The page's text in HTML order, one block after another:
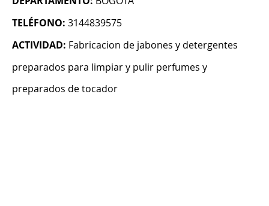
TELÉFONO: 3144839575
ACTIVIDAD: Fabricacion de jabones y detergentes
preparados para limpiar y pulir perfumes y
preparados de tocador